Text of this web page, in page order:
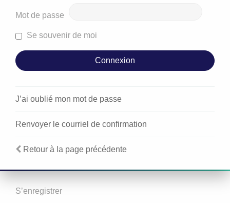
Mot de passe
Se souvenir de moi
J’ai oublié mon mot de passe
Renvoyer le courriel de confirmation
Retour à la page précédente
S’enregistrer